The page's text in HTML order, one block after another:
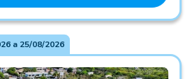
a 25/08/2026